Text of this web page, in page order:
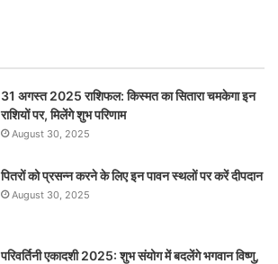
31 अगस्त 2025 राशिफल: किस्मत का सितारा चमकेगा इन
राशियों पर, मिलेंगे शुभ परिणाम
August 30, 2025
पितरों को प्रसन्न करने के लिए इन पावन स्थलों पर करें दीपदान
August 30, 2025
परिवर्तिनी एकादशी 2025: शुभ संयोग में बदलेंगे भगवान विष्णु,